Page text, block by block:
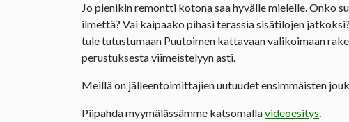
Jo pienikin remontti kotona saa hyvälle mielelle. Onko
ilmettä? Vai kaipaako pihasi terassia sisätilojen
tule tutustumaan Puutoimen kattavaan valikoimaan
perustuksesta viimeistelyyn asti.
Meillä on jälleentoimittajien uutuudet ensimmäisten
Piipahda myymälässämme katsomallavideoesitys.